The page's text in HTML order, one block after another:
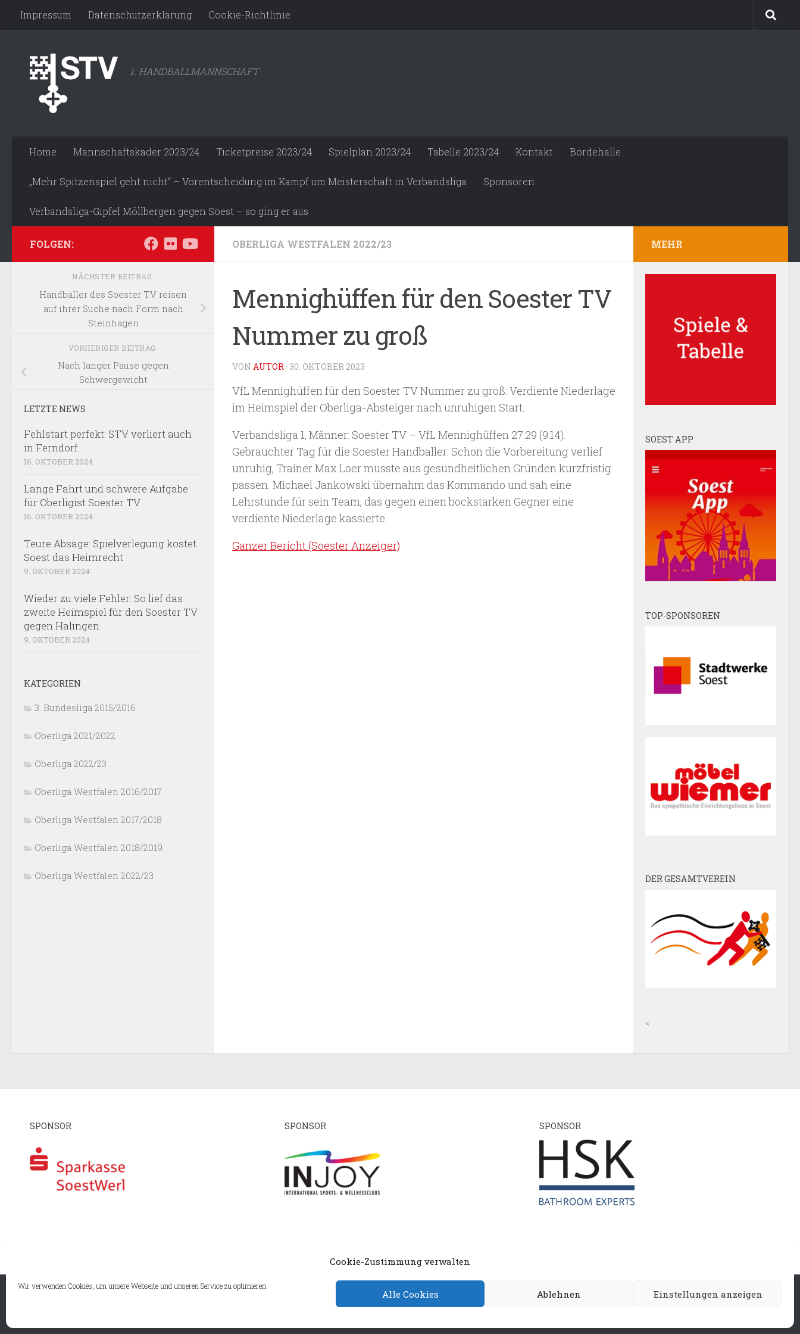
Cookie-Zustimmung verwalten
Wir verwenden Cookies, um unsere Webseite und unseren Service zu optimieren.
Alle Cookies Ablehnen Einstellungen anzeigen
Zum Inhalt springen
Impressum Datenschutzerklärung Cookie-Richtlinie
1. HANDBALLMANNSCHAFT
Home Mannschaftskader 2023/24 Ticketpreise 2023/24 Spielplan 2023/24 Tabelle 2023/24 Kontakt Bördehalle
„Mehr Spitzenspiel geht nicht“ – Vorentscheidung im Kampf um Meisterschaft in Verbandsliga Sponsoren
Verbandsliga-Gipfel Möllbergen gegen Soest – so ging er aus
OBERLIGA WESTFALEN 2022/23
Mennighüffen für den Soester TV
Nummer zu groß
VON AUTOR · 30. OKTOBER 2023
VfL Mennighüffen für den Soester TV Nummer zu groß: Verdiente Niederlage
im Heimspiel der Oberliga-Absteiger nach unruhigen Start.
Verbandsliga 1, Männer: Soester TV – VfL Mennighüffen 27:29 (9:14).
Gebrauchter Tag für die Soester Handballer: Schon die Vorbereitung verlief
unruhig, Trainer Max Loer musste aus gesundheitlichen Gründen kurzfristig
passen. Michael Jankowski übernahm das Kommando und sah eine
Lehrstunde für sein Team, das gegen einen bockstarken Gegner eine
verdiente Niederlage kassierte.
Ganzer Bericht (Soester Anzeiger)
FOLGEN:
NÄCHSTER BEITRAG
Handballer des Soester TV reisen
auf ihrer Suche nach Form nach
Steinhagen
VORHERIGER BEITRAG
Nach langer Pause gegen
Schwergewicht
LETZTE NEWS
Fehlstart perfekt: STV verliert auch
in Ferndorf
16. OKTOBER 2024
Lange Fahrt und schwere Aufgabe
für Oberligist Soester TV
16. OKTOBER 2024
Teure Absage: Spielverlegung kostet
Soest das Heimrecht
9. OKTOBER 2024
Wieder zu viele Fehler: So lief das
zweite Heimspiel für den Soester TV
gegen Halingen
9. OKTOBER 2024
KATEGORIEN
3. Bundesliga 2015/2016
Oberliga 2021/2022
Oberliga 2022/23
Oberliga Westfalen 2016/2017
Oberliga Westfalen 2017/2018
Oberliga Westfalen 2018/2019
Oberliga Westfalen 2022/23
MEHR
SOEST APP
TOP-SPONSOREN
DER GESAMTVEREIN
<
SPONSOR SPONSOR SPONSOR
Datenschutzerklärung Cookie-Richtlinie